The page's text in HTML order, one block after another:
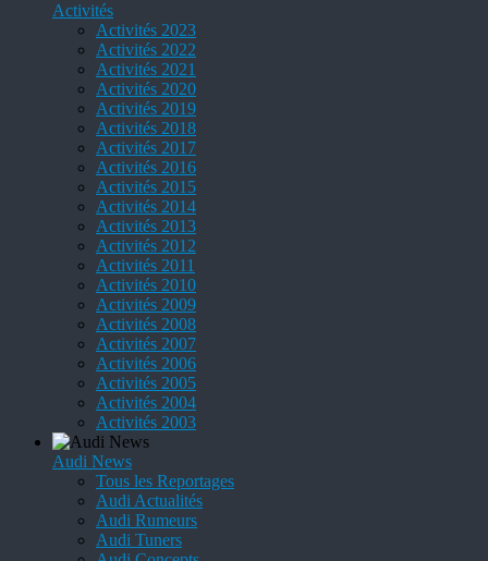
Activités
Activités 2023
Activités 2022
Activités 2021
Activités 2020
Activités 2019
Activités 2018
Activités 2017
Activités 2016
Activités 2015
Activités 2014
Activités 2013
Activités 2012
Activités 2011
Activités 2010
Activités 2009
Activités 2008
Activités 2007
Activités 2006
Activités 2005
Activités 2004
Activités 2003
Audi News
Tous les Reportages
Audi Actualités
Audi Rumeurs
Audi Tuners